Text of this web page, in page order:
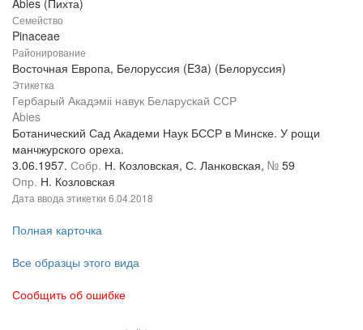
Abies (Пихта)
Семейство
Pinaceae
Районирование
Восточная Европа, Белоруссия (E3a) (Белоруссия)
Этикетка
Гербарый Акадэміі навук Беларускай ССР
Abies
Ботанический Сад Академи Наук БССР в Минске. У рощи
манчжурского ореха.
3.06.1957. Собр. Н. Козловская, С. Ланковская, № 59
Опр. Н. Козловская
Дата ввода этикетки 6.04.2018
Полная карточка
Все образцы этого вида
Сообщить об ошибке